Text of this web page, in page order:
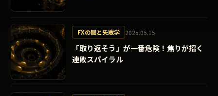
FXの闇と失敗学 2025.05.15
「取り返そう」が一番危険！焦りが招く
連敗スパイラル